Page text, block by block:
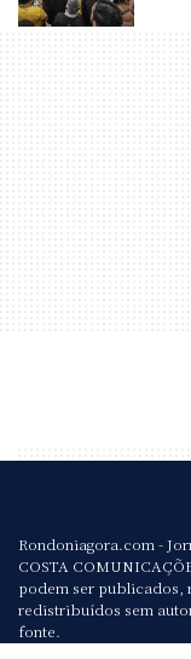
Rondoniagora.com -
COSTA
podem ser publicados,
redistribuídos sem
fonte.